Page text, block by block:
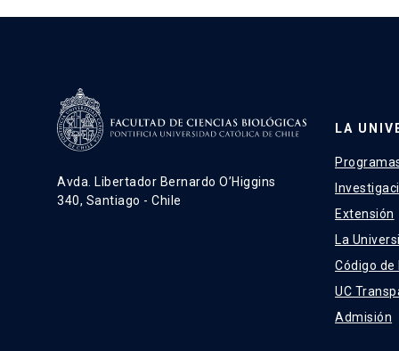
Avda. Libertador Bernardo O’Higgins
340, Santiago - Chile
LA
Extensión
La
Código de
UC
Admisión